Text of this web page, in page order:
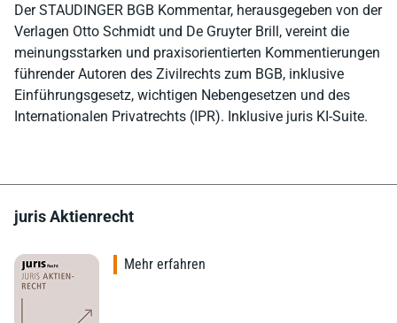
Der STAUDINGER BGB Kommentar, herausgegeben von der
Verlagen Otto Schmidt und De Gruyter Brill, vereint die
meinungsstarken und praxisorientierten Kommentierungen
führender Autoren des Zivilrechts zum BGB, inklusive
Einführungsgesetz, wichtigen Nebengesetzen und des
Internationalen Privatrechts (IPR). Inklusive juris KI-Suite.
juris Aktienrecht
Mehr erfahren